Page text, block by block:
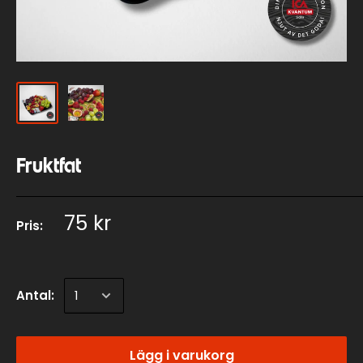
Fruktfat
Pris: 75 kr
Antal:
Lägg i varukorg